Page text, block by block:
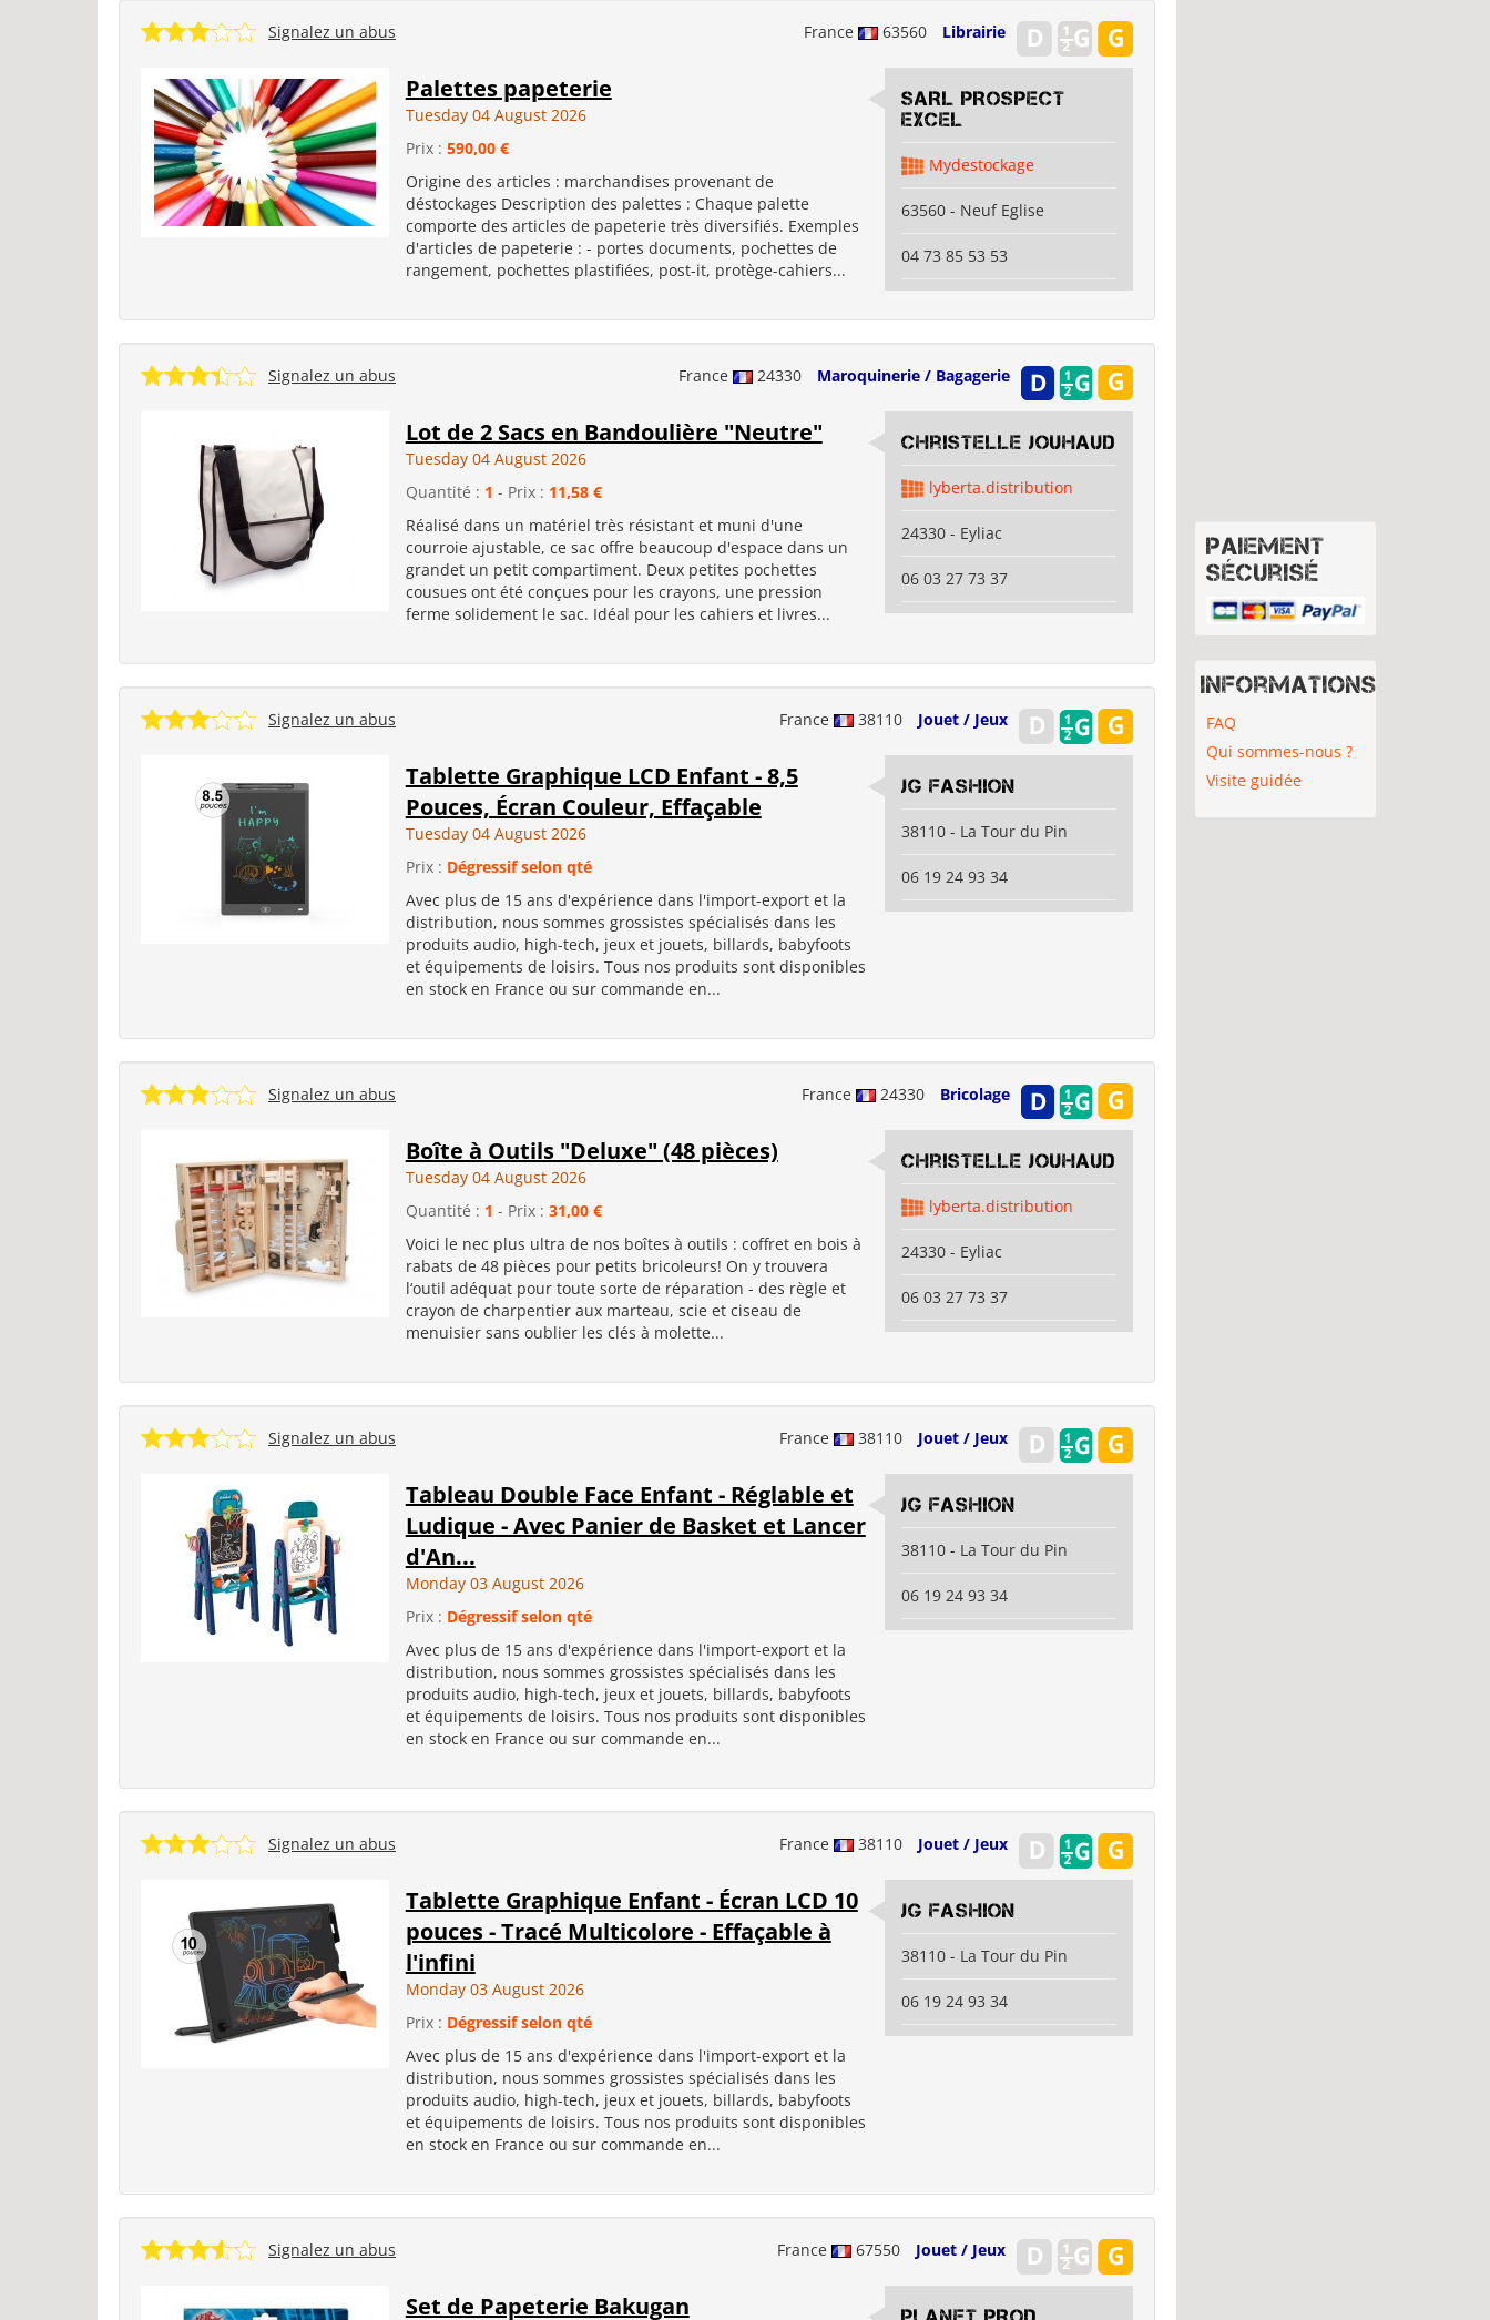
France 63560 Librairie
Signalez un abus
Palettes papeterie
Tuesday 04 August 2026
Prix : 590,00 €
Origine des articles : marchandises provenant de
déstockages Description des palettes : Chaque palette
comporte des articles de papeterie très diversifiés. Exemples
d'articles de papeterie : - portes documents, pochettes de
rangement, pochettes plastifiées, post-it, protège-cahiers...
SARL PROSPECT
EXCEL
Mydestockage
63560 - Neuf Eglise
04 73 85 53 53
France 24330 Maroquinerie / Bagagerie
Signalez un abus
Lot de 2 Sacs en Bandoulière "Neutre"
Tuesday 04 August 2026
Quantité : 1 - Prix : 11,58 €
Réalisé dans un matériel très résistant et muni d'une
courroie ajustable, ce sac offre beaucoup d'espace dans un
grandet un petit compartiment. Deux petites pochettes
cousues ont été conçues pour les crayons, une pression
ferme solidement le sac. Idéal pour les cahiers et livres...
Christelle Jouhaud
lyberta.distribution
24330 - Eyliac
06 03 27 73 37
France 38110 Jouet / Jeux
Signalez un abus
Tablette Graphique LCD Enfant - 8,5
Pouces, Écran Couleur, Effaçable
Tuesday 04 August 2026
Prix : Dégressif selon qté
Avec plus de 15 ans d'expérience dans l'import-export et la
distribution, nous sommes grossistes spécialisés dans les
produits audio, high-tech, jeux et jouets, billards, babyfoots
et équipements de loisirs. Tous nos produits sont disponibles
en stock en France ou sur commande en...
JG Fashion
38110 - La Tour du Pin
06 19 24 93 34
France 24330 Bricolage
Signalez un abus
Boîte à Outils "Deluxe" (48 pièces)
Tuesday 04 August 2026
Quantité : 1 - Prix : 31,00 €
Voici le nec plus ultra de nos boîtes à outils : coffret en bois à
rabats de 48 pièces pour petits bricoleurs! On y trouvera
l‘outil adéquat pour toute sorte de réparation - des règle et
crayon de charpentier aux marteau, scie et ciseau de
menuisier sans oublier les clés à molette...
Christelle Jouhaud
lyberta.distribution
24330 - Eyliac
06 03 27 73 37
France 38110 Jouet / Jeux
Signalez un abus
Tableau Double Face Enfant - Réglable et
Ludique - Avec Panier de Basket et Lancer
d'An...
Monday 03 August 2026
Prix : Dégressif selon qté
Avec plus de 15 ans d'expérience dans l'import-export et la
distribution, nous sommes grossistes spécialisés dans les
produits audio, high-tech, jeux et jouets, billards, babyfoots
et équipements de loisirs. Tous nos produits sont disponibles
en stock en France ou sur commande en...
JG Fashion
38110 - La Tour du Pin
06 19 24 93 34
France 38110 Jouet / Jeux
Signalez un abus
Tablette Graphique Enfant - Écran LCD 10
pouces - Tracé Multicolore - Effaçable à
l'infini
Monday 03 August 2026
Prix : Dégressif selon qté
Avec plus de 15 ans d'expérience dans l'import-export et la
distribution, nous sommes grossistes spécialisés dans les
produits audio, high-tech, jeux et jouets, billards, babyfoots
et équipements de loisirs. Tous nos produits sont disponibles
en stock en France ou sur commande en...
JG Fashion
38110 - La Tour du Pin
06 19 24 93 34
France 67550 Jouet / Jeux
Signalez un abus
Set de Papeterie Bakugan
Paiement
sécurisé
Informations
FAQ
Qui sommes-nous ?
Visite guidée